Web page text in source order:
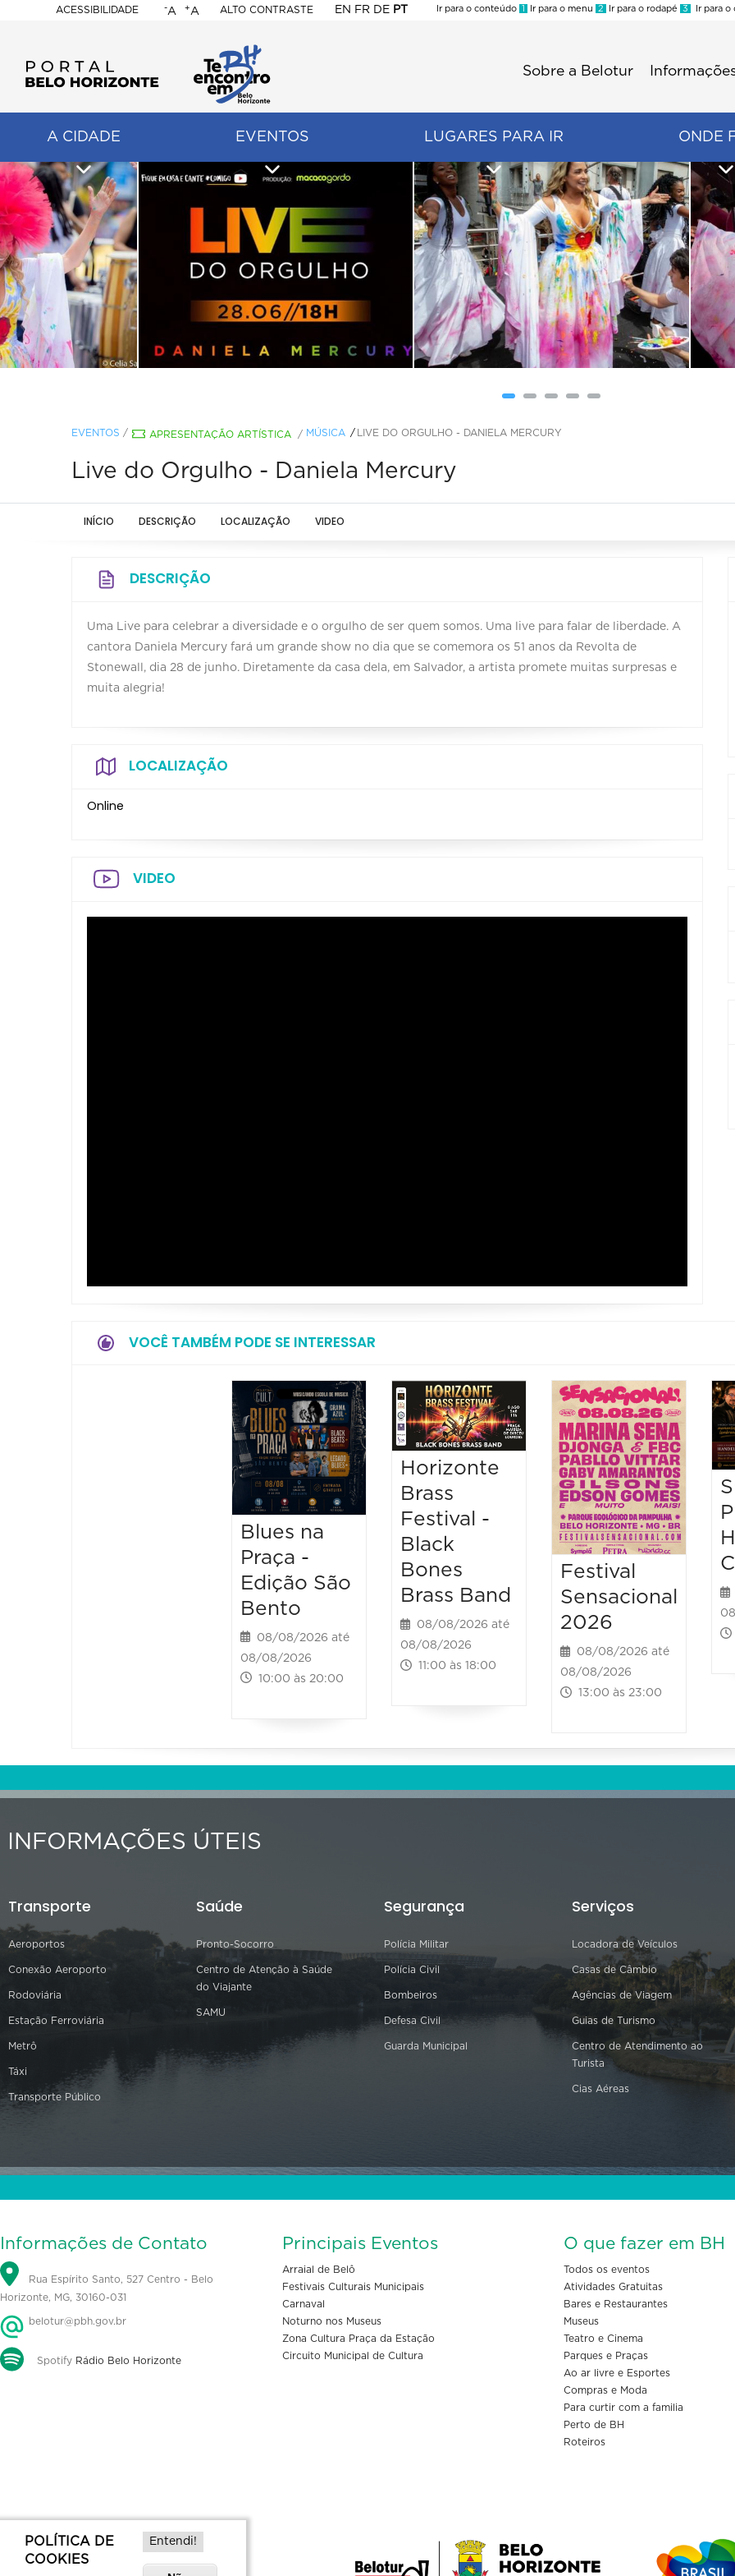
ACESSIBILIDADE
BELO
HORIZONTE
-A +A ALTO CONTRASTE EN FR DE PT
Ir para o conteúdo 1 Ir para o menu 2 Ir para o rodapé 3 Ir para o
Sobre a Belotur
A CIDADE EVENTOS LUGARES PARA IR ONDE
EVENTOS / APRESENTAÇÃO ARTÍSTICA / MÚSICA LIVE DO ORGULHO - DANIELA MERCURY
Live do Orgulho - Daniela Mercury
INÍCIO DESCRIÇÃO LOCALIZAÇÃO VIDEO
DESCRIÇÃO
Uma Live para celebrar a diversidade e o orgulho de ser quem somos. Uma live para falar de liberdade. A
cantora Daniela Mercury fará um grande show no dia que se comemora os 51 anos da Revolta de
Stonewall, dia 28 de junho. Diretamente da casa dela, em Salvador, a artista promete muitas surpresas e
muita alegria!
LOCALIZAÇÃO
Online
VIDEO
VOCÊ TAMBÉM PODE SE INTERESSAR
Blues na
Praça -
Edição São
Bento
08/08/2026 até
08/08/2026
10:00 às 20:00
Horizonte
Brass
Festival -
Black
Bones
Brass Band
08/08/2026 até
08/08/2026
11:00 às 18:00
Festival
Sensacional
2026
08/08/2026 até
08/08/2026
13:00 às 23:00
INFORMAÇÕES ÚTEIS
Transporte
Aeroportos
Conexão Aeroporto
Rodoviária
Estação Ferroviária
Metrô
Táxi
Transporte Público
Saúde
Pronto-Socorro
Centro de Atenção à Saúde
do Viajante
SAMU
Segurança
Polícia Militar
Polícia Civil
Bombeiros
Defesa Civil
Guarda Municipal
Serviços
Locadora de Veículos
Casas de Câmbio
Agências de Viagem
Guias de Turismo
Centro de Atendimento ao
Turista
Cias Aéreas
Informações de Contato
Rua Espírito Santo, 527 Centro - Belo
Horizonte, MG, 30160-031
belotur@pbh.gov.br
Spotify Rádio Belo Horizonte
Principais Eventos
Arraial de Belô
Festivais Culturais Municipais
Carnaval
Noturno nos Museus
Zona Cultura Praça da Estação
Circuito Municipal de Cultura
O que fazer em BH
Todos os eventos
Atividades Gratuitas
Bares e Restaurantes
Museus
Teatro e Cinema
Parques e Praças
Ao ar livre e Esportes
Compras e Moda
Para curtir com a familia
Perto de BH
Roteiros
POLÍTICA DE
COOKIES
Entendi!